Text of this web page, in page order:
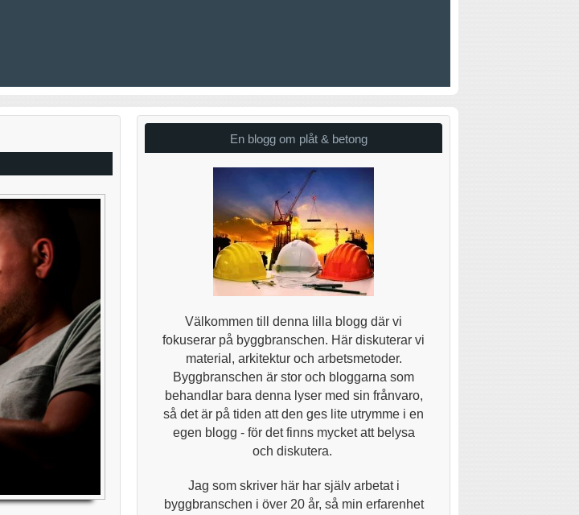
En blogg om plåt & betong
Välkommen till denna lilla blogg där vi
fokuserar på byggbranschen. Här diskuterar vi
material, arkitektur och arbetsmetoder.
Byggbranschen är stor och bloggarna som
behandlar bara denna lyser med sin frånvaro,
så det är på tiden att den ges lite utrymme i en
egen blogg - för det finns mycket att belysa
och diskutera.
Jag som skriver här har själv arbetat i
byggbranschen i över 20 år, så min erfarenhet